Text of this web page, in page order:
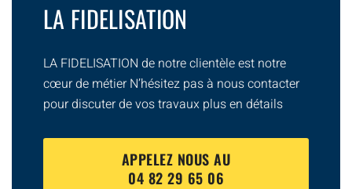
LA FIDELISATION
LA FIDELISATION de notre clientèle est notre
cœur de métier N’hésitez pas à nous contacter
pour discuter de vos travaux plus en détails
APPELEZ NOUS AU
04 82 29 65 06